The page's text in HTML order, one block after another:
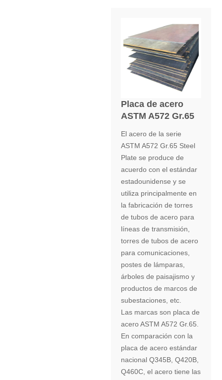
Placa de acero
ASTM A572 Gr.65
El acero de la serie
ASTM A572 Gr.65 Steel
Plate se produce de
acuerdo con el estándar
estadounidense y se
utiliza principalmente en
la fabricación de torres
de tubos de acero para
líneas de transmisión,
torres de tubos de acero
para comunicaciones,
postes de lámparas,
árboles de paisajismo y
productos de marcos de
subestaciones, etc.
Las marcas son placa de
acero ASTM A572 Gr.65.
En comparación con la
placa de acero estándar
nacional Q345B, Q420B,
Q460C, el acero tiene las